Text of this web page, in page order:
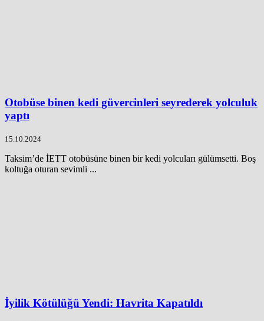
Otobüse binen kedi güvercinleri seyrederek yolculuk
yaptı
15.10.2024
Taksim’de İETT otobüsüne binen bir kedi yolcuları gülümsetti. Boş
koltuğa oturan sevimli ...
İyilik Kötülüğü Yendi: Havrita Kapatıldı